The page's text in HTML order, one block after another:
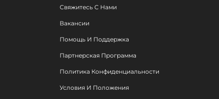
Свяжитесь С Нами
Вакансии
Помощь И Поддержка
Партнерская Программа
Политика Конфиденциальности
Условия И Положения